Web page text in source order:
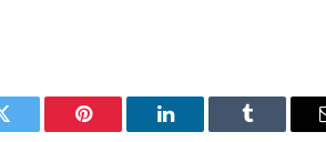
Twitter Pinterest LinkedIn Tumblr